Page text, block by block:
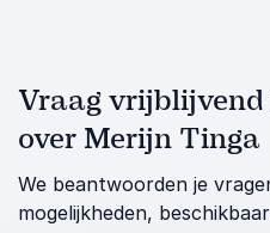
Vraag
over Merijn Tinga
We beantwoorden je
mogelijkheden,